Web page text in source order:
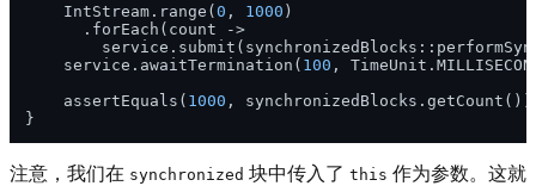
    IntStream.range(
0 , 1000 )
      .forEach(count ->
    service.awaitTermination(
100 ,
    assertEquals(
1000 ,
注意，我们在 synchronized 块中传入了 this 作为参数。这就